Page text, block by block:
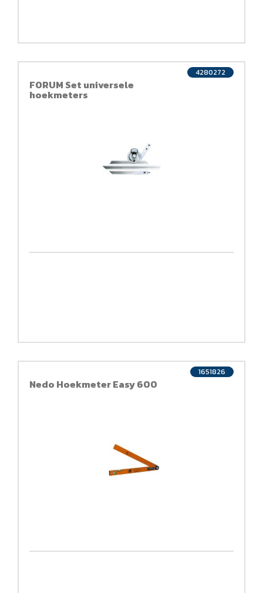
FORUM Set universele
hoekmeters
4280272
Nedo Hoekmeter Easy 600
1651826